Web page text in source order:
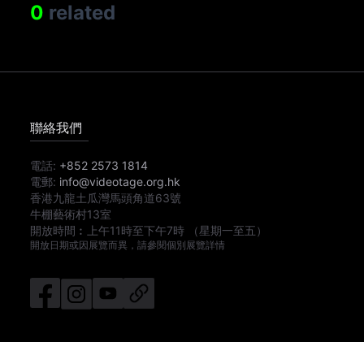
0 related
聯絡我們
電話: +852 2573 1814
電郵: info@videotage.org.hk
香港九龍土瓜灣馬頭角道63號
牛棚藝術村13室
開放時間︰
上午11時至下午7時 （星期一至五）
開放日期或因展覽而異，請參閱個別展覽詳情